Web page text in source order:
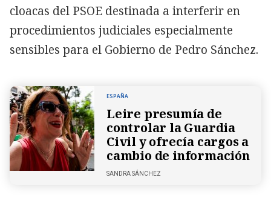
cloacas del PSOE destinada a interferir en
procedimientos judiciales especialmente
sensibles para el Gobierno de Pedro Sánchez.
ESPAÑA
Leire presumía de
controlar la Guardia
Civil y ofrecía cargos a
cambio de información
SANDRA SÁNCHEZ